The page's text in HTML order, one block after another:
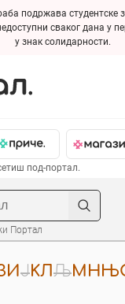
подржава студентске
сваког дана у
у знак солидарности.
под-портал.
Портал
ИЈКЛЉМНЊ